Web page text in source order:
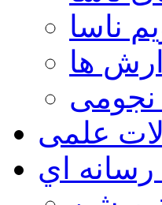
ناسا
ها
نجومی
علمی
رسانه اي